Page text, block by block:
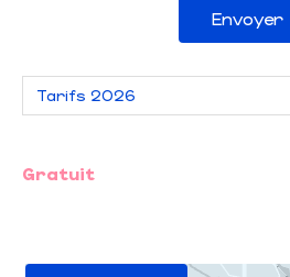
Envoyer
Gratuit